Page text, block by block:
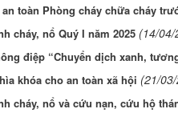
toàn Phòng cháy chữa cháy
cháy, nổ Quý I năm 2025 (14/
điệp “Chuyển dịch xanh,
khóa cho an toàn xã hội (21/
cháy, nổ và cứu nạn, cứu hộ